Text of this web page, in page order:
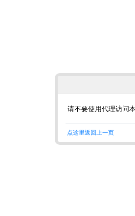
请不要使用代理访问
点这里返回上一页